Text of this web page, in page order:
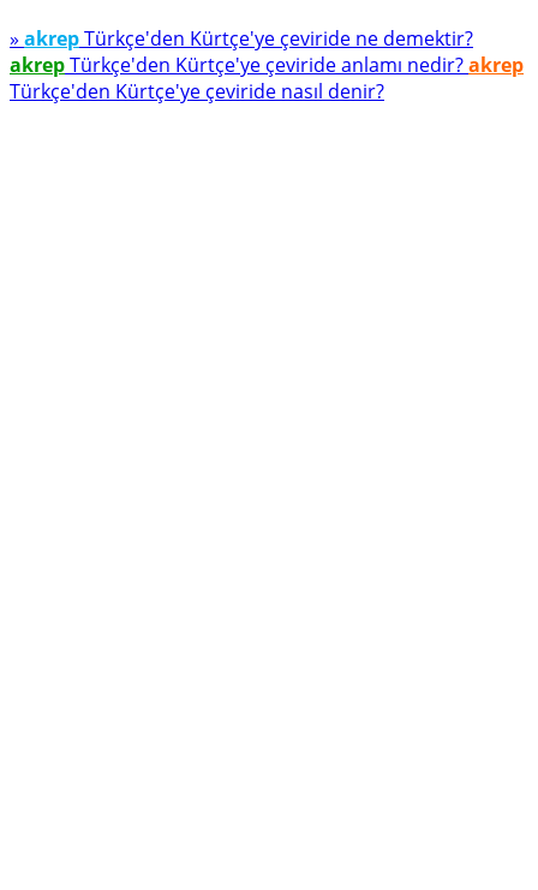
» akrepTürkçe'den Kürtçe'ye çeviride ne demektir?
akrepTürkçe'den Kürtçe'ye çeviride anlamı nedir?akrep
Türkçe'den Kürtçe'ye çeviride nasıl denir?